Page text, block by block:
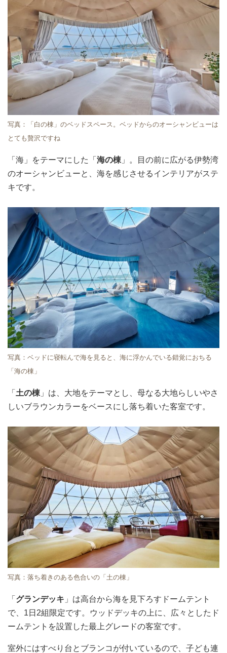
写真：「白の棟」のベッドスペース。ベッドからのオーシャンビューは
とても贅沢ですね
「海」をテーマにした「 海の棟 」。目の前に広がる伊勢湾
のオーシャンビューと、海を感じさせるインテリアがステ
キです。
写真：ベッドに寝転んで海を見ると、海に浮かんでいる錯覚におちる
「海の棟」
「 土の棟 」は、大地をテーマとし、母なる大地らしいやさ
しいブラウンカラーをベースにし落ち着いた客室です。
写真：落ち着きのある色合いの「土の棟」
「 グランデッキ 」は高台から海を見下ろすドームテント
で、1日2組限定です。ウッドデッキの上に、広々としたド
ームテントを設置した最上グレードの客室です。
室外にはすべり台とブランコが付いているので、子ども連